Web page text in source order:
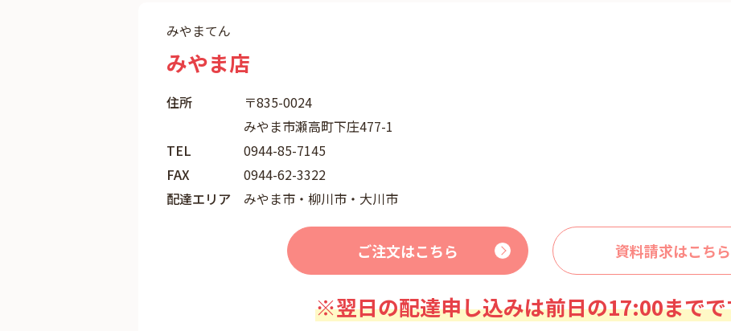
みやまてん
みやま店
住所
〒835-0024
みやま市瀬高町下庄477-1
TEL
0944-85-7145
FAX
0944-62-3322
配達エリア
みやま市・柳川市・大川市
ご注文はこちら 資料請求はこちら
※翌日の配達申し込みは前日の17:00までで